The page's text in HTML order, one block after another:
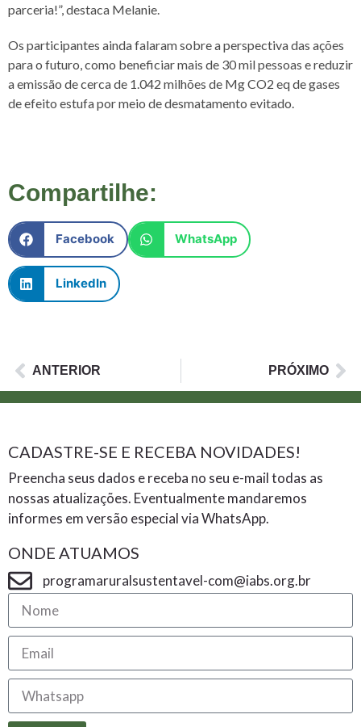
parceria!”, destaca Melanie.
Os participantes ainda falaram sobre a perspectiva das ações
para o futuro, como beneficiar mais de 30 mil pessoas e reduzir
a emissão de cerca de 1.042 milhões de Mg CO2 eq de gases
de efeito estufa por meio de desmatamento evitado.
Compartilhe:
Facebook WhatsApp
LinkedIn
ANTERIOR PRÓXIMO
CADASTRE-SE E RECEBA NOVIDADES!
Preencha seus dados e receba no seu e-mail todas as
nossas atualizações. Eventualmente mandaremos
informes em versão especial via WhatsApp.
ONDE ATUAMOS
programaruralsustentavel-com@iabs.org.br